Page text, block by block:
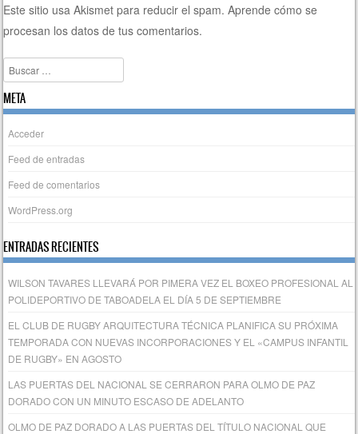
Este sitio usa Akismet para reducir el spam.Aprende cómo se
procesan los datos de tus comentarios.
Buscar
META
Acceder
Feed de entradas
Feed de comentarios
WordPress.org
ENTRADAS RECIENTES
WILSON TAVARES LLEVARÁ POR PIMERA VEZ EL BOXEO PROFESIONAL AL
POLIDEPORTIVO DE TABOADELA EL DÍA 5 DE SEPTIEMBRE
EL CLUB DE RUGBY ARQUITECTURA TÉCNICA PLANIFICA SU PRÓXIMA
TEMPORADA CON NUEVAS INCORPORACIONES Y EL «CAMPUS INFANTIL
DE RUGBY» EN AGOSTO
LAS PUERTAS DEL NACIONAL SE CERRARON PARA OLMO DE PAZ
DORADO CON UN MINUTO ESCASO DE ADELANTO
OLMO DE PAZ DORADO A LAS PUERTAS DEL TÍTULO NACIONAL QUE